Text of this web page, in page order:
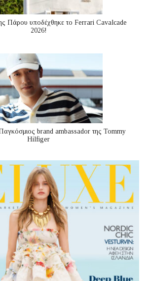
Πάρου υποδέχθηκε το Ferrari Cavalcade
2026!
brand ambassador της Tommy
Hilfiger